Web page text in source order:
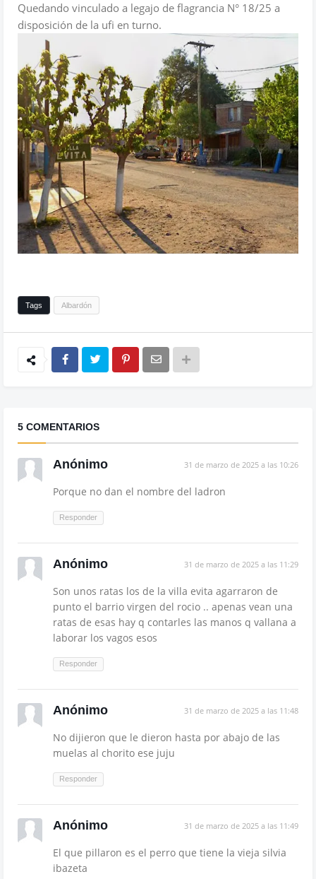
Quedando vinculado a legajo de flagrancia N° 18/25 a
disposición de la ufi en turno.
Tags Albardón
5 COMENTARIOS
Anónimo 31 de marzo de 2025 a las 10:26
Porque no dan el nombre del ladron
Responder
Anónimo 31 de marzo de 2025 a las 11:29
Son unos ratas los de la villa evita agarraron de
punto el barrio virgen del rocio .. apenas vean una
ratas de esas hay q contarles las manos q vallana a
laborar los vagos esos
Responder
Anónimo 31 de marzo de 2025 a las 11:48
No dijieron que le dieron hasta por abajo de las
muelas al chorito ese juju
Responder
Anónimo 31 de marzo de 2025 a las 11:49
El que pillaron es el perro que tiene la vieja silvia
ibazeta